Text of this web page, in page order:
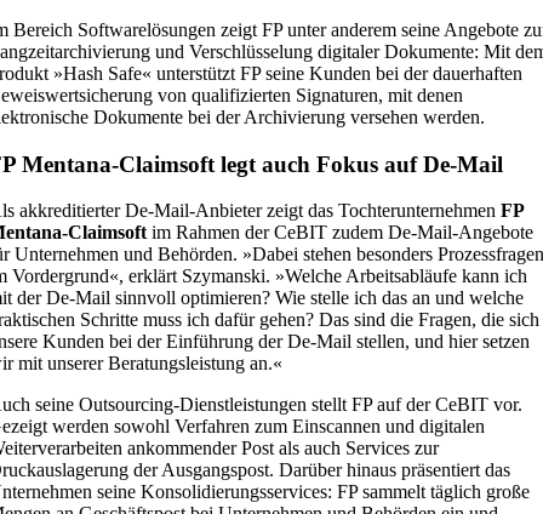
Bereich Softwarelösungen zeigt FP unter anderem seine Angebote
und Verschlüsselung digitaler Dokumente: Mit
»Hash Safe« unterstützt FP seine Kunden bei der dauerhaften
von qualifizierten Signaturen, mit denen
Dokumente bei der Archivierung versehen werden.
Mentana-Claimsoft legt auch Fokus auf De-Mail
akkreditierter De-Mail-Anbieter zeigt das TochterunternehmenFP
Claimsoft im Rahmen der CeBIT zudem De-Mail-Angebote
Unternehmen und Behörden. »Dabei stehen besonders
Vordergrund«, erklärt Szymanski. »Welche Arbeitsabläufe kann ich
der De-Mail sinnvoll optimieren? Wie stelle ich das an und welche
Schritte muss ich dafür gehen? Das sind die Fragen, die sich
Kunden bei der Einführung der De-Mail stellen, und hier setzen
mit unserer Beratungsleistung an.«
seine Outsourcing-Dienstleistungen stellt FP auf der CeBIT vor.
werden sowohl Verfahren zum Einscannen und digitalen
ankommender Post als auch Services zur
der Ausgangspost. Darüber hinaus präsentiert das
seine Konsolidierungsservices: FP sammelt täglich große